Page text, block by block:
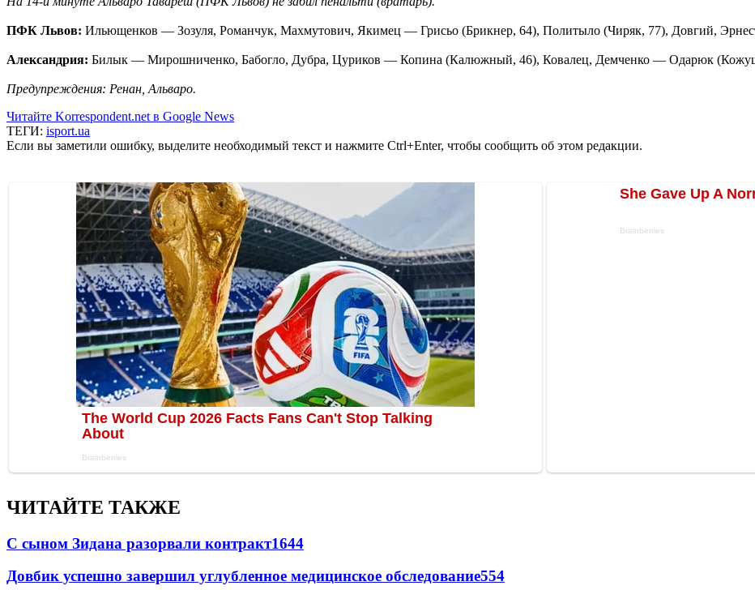
ПФК Львов: Ильющенков — Зозуля, Романчук, Махмутович, Якимец — Грисьо (Брикнер, 64), Политыло (Чиряк, 77), Довгий,
Александрия: Билык — Мирошниченко, Бабогло, Дубра, Цуриков — Копина (Калюжный, 46), Ковалец, Демченко — Одарюк
Предупреждения: Ренан, Альваро.
Читайте Korrespondent.net в Google News
ТЕГИ: isport.ua
Если вы заметили ошибку, выделите необходимый текст и нажмите Ctrl+Enter, чтобы сообщить об этом редакции.
ЧИТАЙТЕ ТАКЖЕ
С сыном Зидана разорвали контракт1644
Довбик успешно завершил углубленное медицинское обследование554